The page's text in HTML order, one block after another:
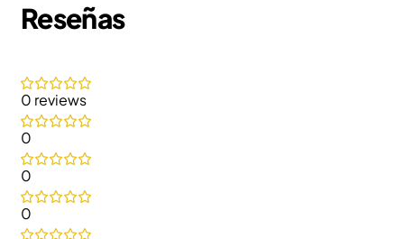
Reseñas
0 reviews
0
0
0